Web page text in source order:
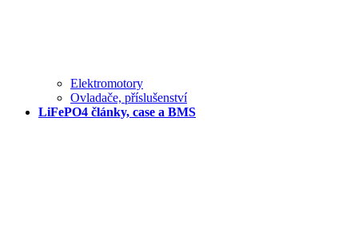
Elektromotory
Ovladače, příslušenství
LiFePO4 články, case a BMS